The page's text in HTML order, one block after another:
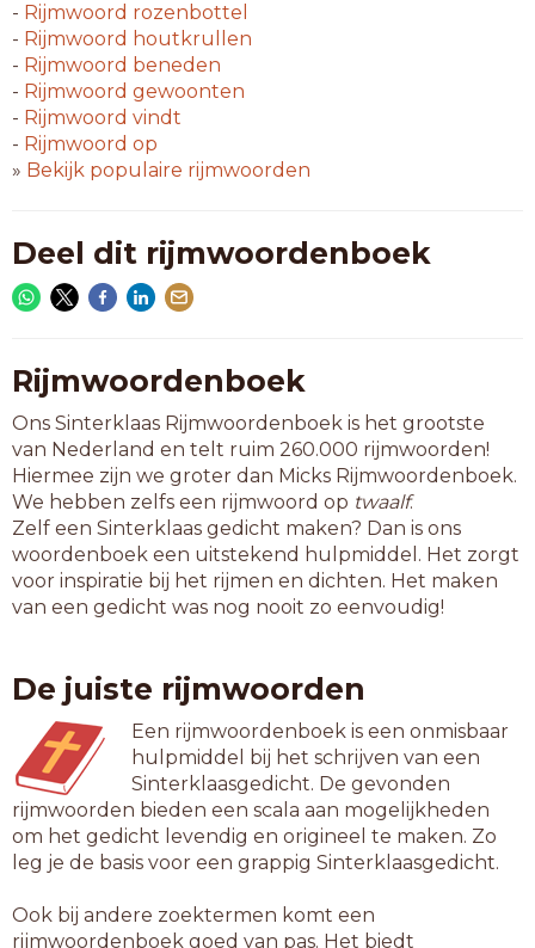
15-letterwoorden
staatsinmenging
terdoodbrenging
16-letterwoorden
levensverlenging
totstandbrenging
18-letterwoorden
krachtoverbrenging
overheidsinmenging
tenuitvoerbrenging
werktijdverlenging
21-letterwoorden
arbeidsduurverlenging
arbeidstijdverlenging
22-letterwoorden
- Rijmwoord rozenbottel
- Rijmwoord houtkrullen
- Rijmwoord beneden
- Rijmwoord gewoonten
- Rijmwoord vindt
- Rijmwoord op
» Bekijk populaire rijmwoorden
Deel dit rijmwoordenboek
Rijmwoordenboek
Ons Sinterklaas Rijmwoordenboek is het grootste
van Nederland en telt ruim 260.000 rijmwoorden!
Hiermee zijn we groter dan Micks Rijmwoordenboek.
We hebben zelfs een rijmwoord op twaalf.
Zelf een Sinterklaas gedicht maken? Dan is ons
woordenboek een uitstekend hulpmiddel. Het zorgt
voor inspiratie bij het rijmen en dichten. Het maken
van een gedicht was nog nooit zo eenvoudig!
De juiste rijmwoorden
Een rijmwoordenboek is een onmisbaar
hulpmiddel bij het schrijven van een
Sinterklaasgedicht. De gevonden
rijmwoorden bieden een scala aan mogelijkheden
om het gedicht levendig en origineel te maken. Zo
leg je de basis voor een grappig Sinterklaasgedicht.
Ook bij andere zoektermen komt een
rijmwoordenboek goed van pas. Het biedt